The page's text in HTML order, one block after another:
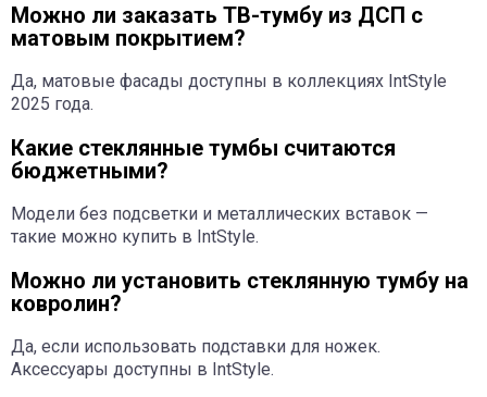
Можно ли заказать ТВ-тумбу из ДСП с
матовым покрытием?
Да, матовые фасады доступны в коллекциях IntStyle
2025 года.
Какие стеклянные тумбы считаются
бюджетными?
Модели без подсветки и металлических вставок —
такие можно купить в IntStyle.
Можно ли установить стеклянную тумбу на
ковролин?
Да, если использовать подставки для ножек.
Аксессуары доступны в IntStyle.